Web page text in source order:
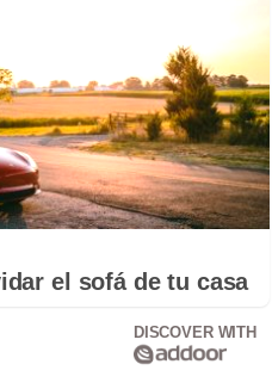
el sofá de tu casa
DISCOVER WITH